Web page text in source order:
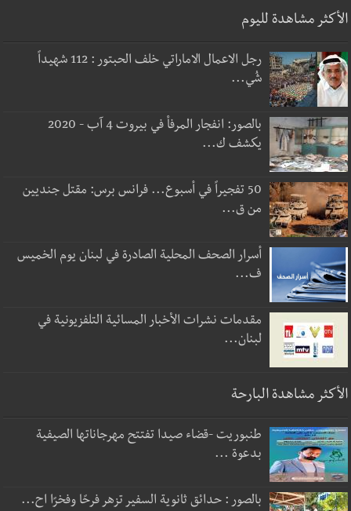
الأكثر مشاهدة لليوم
رجل الاعمال الاماراتي خلف الحبتور : 112 شهيداً
شُي...
بالصور: انفجار المرفأ في بيروت 4 آب - 2020
يكشف ك...
50 تفجيراً في أسبوع... فرانس برس: مقتل جنديين
من ق...
أسرار الصحف المحلية الصادرة في لبنان يوم الخميس
ف...
مقدمات نشرات الأخبار المسائية التلفزيونية في
لبنان...
الأكثر مشاهدة البارحة
طنبوريت -قضاء صيدا تفتتح مهرجاناتها الصيفية
بدعوة ...
بالصور : حدائق ثانوية السفير تزهر فرحًا وفخرًا اح...